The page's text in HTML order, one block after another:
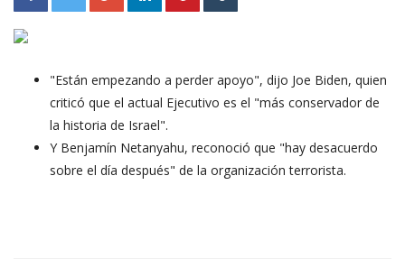
"Están empezando a perder apoyo", dijo Joe Biden, quien
criticó que el actual Ejecutivo es el "más conservador de
la historia de Israel".
Y Benjamín Netanyahu, reconoció que "hay desacuerdo
sobre el día después" de la organización terrorista.